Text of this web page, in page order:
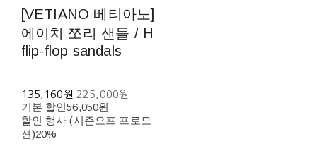
[VETIANO 베티아노]
에이치 쪼리 샌들 / H
flip-flop sandals
135,160원 225,000원
기본 할인56,050원
할인 행사 (시즌오프 프로모
션)20%